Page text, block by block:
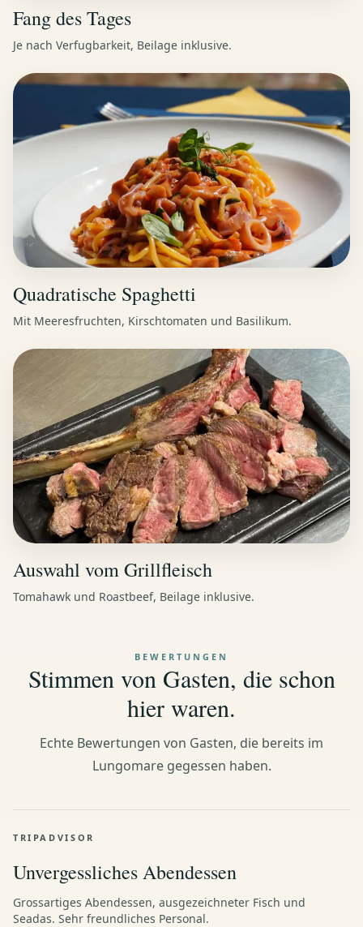
Fang des Tages
Je nach Verfugbarkeit, Beilage inklusive.
Quadratische Spaghetti
Mit Meeresfruchten, Kirschtomaten und Basilikum.
Auswahl vom Grillfleisch
Tomahawk und Roastbeef, Beilage inklusive.
BEWERTUNGEN
Stimmen von Gasten, die schon
hier waren.
Echte Bewertungen von Gasten, die bereits im
Lungomare gegessen haben.
TRIPADVISOR
Unvergessliches Abendessen
Grossartiges Abendessen, ausgezeichneter Fisch und
Seadas. Sehr freundliches Personal.